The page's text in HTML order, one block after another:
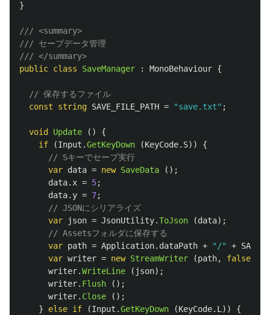
}
/// <summary>
/// セーブデータ管理
/// </summary>
public class SaveManager : MonoBehaviour {
// 保存するファイル
const
string SAVE_FILE_PATH = "save.txt" ;
void Update ()
{
if
(Input .GetKeyDown (KeyCode. S))
{
// Sキーでセーブ実行
var data = new SaveData
();
data. x = 5;
data. y = 7;
// JSONにシリアライズ
var
json = JsonUtility.ToJson (data);
// Assetsフォルダに保存する
var path = Application. dataPath + "/" +
var writer = new StreamWriter (path, false
writer.WriteLine ( json);
writer. Flush
();
writer. Close
();
}
else if (Input .GetKeyDown (KeyCode. L ))
{